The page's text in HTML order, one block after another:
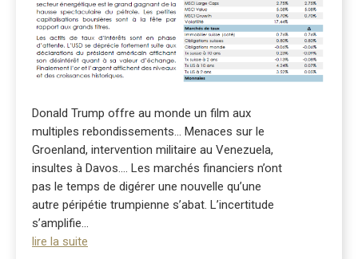
Donald Trump offre au monde un film aux
multiples rebondissements… Menaces sur le
Groenland, intervention militaire au Venezuela,
insultes à Davos…. Les marchés financiers n’ont
pas le temps de digérer une nouvelle qu’une
autre péripétie trumpienne s’abat. L’incertitude
s’amplifie...
lire la suite